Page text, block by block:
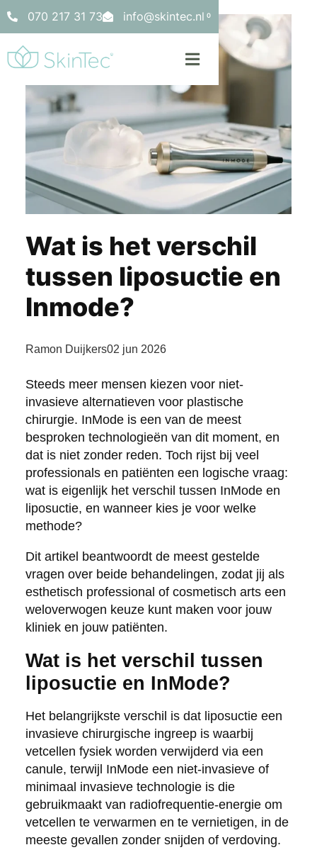
070 217 31 73 info@skintec.nl 0
Wat is het verschil
tussen liposuctie en
Inmode?
Ramon Duijkers02 jun 2026
Steeds meer mensen kiezen voor niet-
invasieve alternatieven voor plastische
chirurgie. InMode is een van de meest
besproken technologieën van dit moment, en
dat is niet zonder reden. Toch rijst bij veel
professionals en patiënten een logische vraag:
wat is eigenlijk het verschil tussen InMode en
liposuctie, en wanneer kies je voor welke
methode?
Dit artikel beantwoordt de meest gestelde
vragen over beide behandelingen, zodat jij als
esthetisch professional of cosmetisch arts een
weloverwogen keuze kunt maken voor jouw
kliniek en jouw patiënten.
Wat is het verschil tussen
liposuctie en InMode?
Het belangrijkste verschil is dat liposuctie een
invasieve chirurgische ingreep is waarbij
vetcellen fysiek worden verwijderd via een
canule, terwijl InMode een niet-invasieve of
minimaal invasieve technologie is die
gebruikmaakt van radiofrequentie-energie om
vetcellen te verwarmen en te vernietigen, in de
meeste gevallen zonder snijden of verdoving.